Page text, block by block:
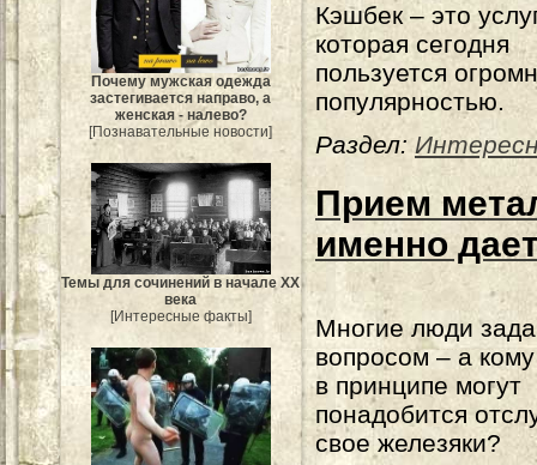
Почему мужская одежда
застегивается направо, а
женская - налево?
[Познавательные новости]
Темы для сочинений в начале XX
века
[Интересные факты]
Кэшбек – это
которая сегодня
пользуется
популярностью.
Раздел:
Прием
именно
Многие люди
вопросом – а
в принципе могут
понадобится
свое железяки?